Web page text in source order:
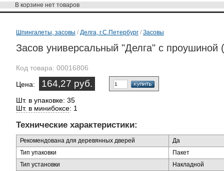
В корзине нет товаров
Шпингалеты, засовы / Делга, г.С.Петербург / Засовы
Засов универсальный "Делга" с проушиной
Код товара: 00016806
Цена: 164,27 руб.
Шт. в упаковке: 35
Шт. в минибоксе: 1
Технические характеристики:
Рекомендована для деревянных дверей
Да
Тип упаковки
Пакет
Тип установки
Накладной